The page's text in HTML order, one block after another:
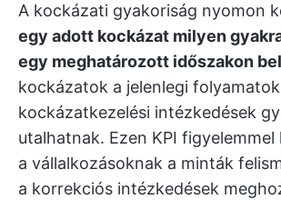
A kockázati gyakoriság nyomon
egy adott kockázat milyen
egy meghatározott időszakon
kockázatok a jelenlegi
kockázatkezelési intézkedések
utalhatnak. Ezen KPI figyelemmel
a vállalkozásoknak a minták
a korrekciós intézkedések